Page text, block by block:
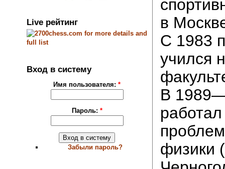
Live рейтинг
Вход в систему
Имя пользователя:*
Пароль: *
Забыли пароль?
в
С 1983
учился
В
физики